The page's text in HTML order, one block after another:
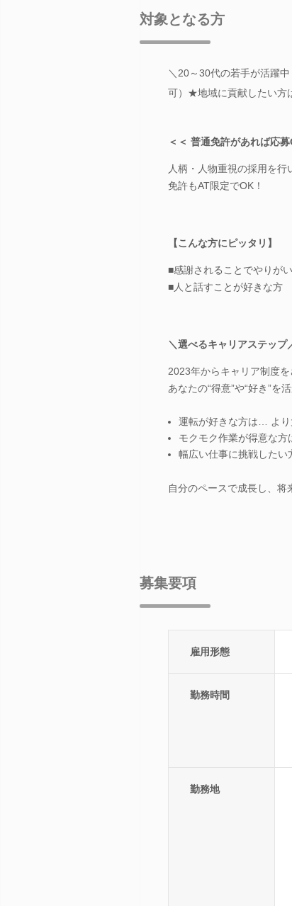
対象となる方
＼20～30代の若手が活躍
可）★地域に貢献したい方
＜＜ 普通免許があれば応募
人柄・人物重視の採用を行
免許もAT限定でOK！
【こんな方にピッタリ】
■感謝されることでやりが
■人と話すことが好きな方
＼選べるキャリアステップ
2023年からキャリア制度を
あなたの“得意”や“好き”を
運転が好きな方は… よ
モクモク作業が得意な
幅広い仕事に挑戦した
自分のペースで成長し、将
募集要項
雇用形態
勤務時間
勤務地